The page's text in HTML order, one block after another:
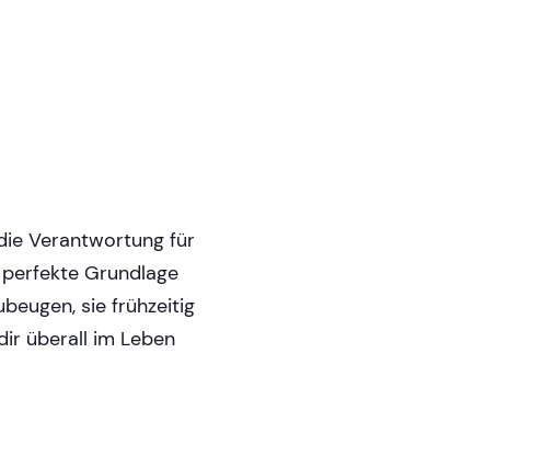
Verantwortung für
Grundlage
sie frühzeitig
überall im Leben